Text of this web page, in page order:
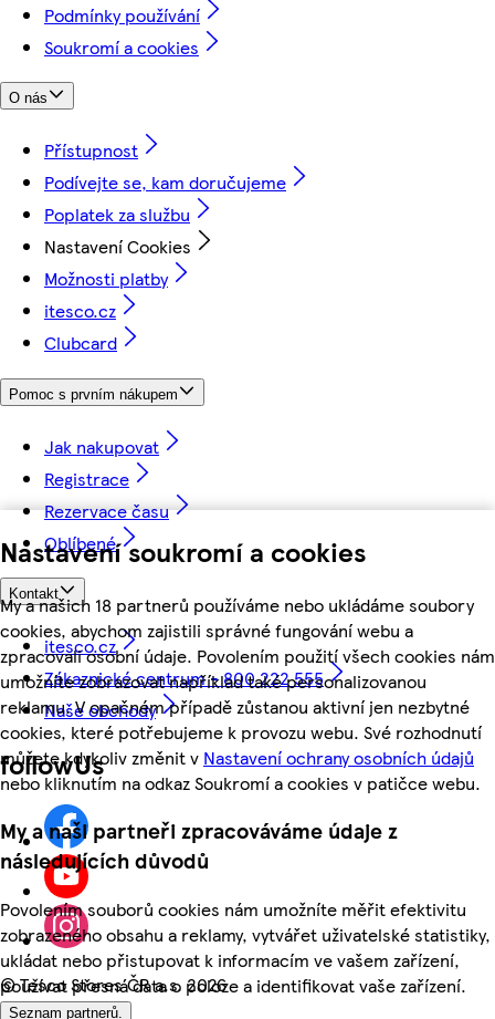
Nastavení soukromí a cookies
My a našich 18 partnerů používáme nebo ukládáme soubory
cookies, abychom zajistili správné fungování webu a
zpracovali osobní údaje. Povolením použití všech cookies nám
umožníte zobrazovat například také personalizovanou
reklamu. V opačném případě zůstanou aktivní jen nezbytné
cookies, které potřebujeme k provozu webu. Své rozhodnutí
můžete kdykoliv změnit v Nastavení ochrany osobních údajů
nebo kliknutím na odkaz Soukromí a cookies v patičce webu.
My a naši partneři zpracováváme údaje z
následujících důvodů
Povolením souborů cookies nám umožníte měřit efektivitu
zobrazeného obsahu a reklamy, vytvářet uživatelské statistiky,
ukládat nebo přistupovat k informacím ve vašem zařízení,
používat přesná data o poloze a identifikovat vaše zařízení.
Seznam partnerů.
Podmínky používání
Soukromí a cookies
O nás
Přístupnost
Podívejte se, kam doručujeme
Poplatek za službu
Nastavení Cookies
Možnosti platby
itesco.cz
Clubcard
Pomoc s prvním nákupem
Jak nakupovat
Registrace
Rezervace času
Oblíbené
Kontakt
itesco.cz
Zákaznické centrum - 800 222 555
Naše obchody
followUs
©Tesco Stores ČR a.s. 2026